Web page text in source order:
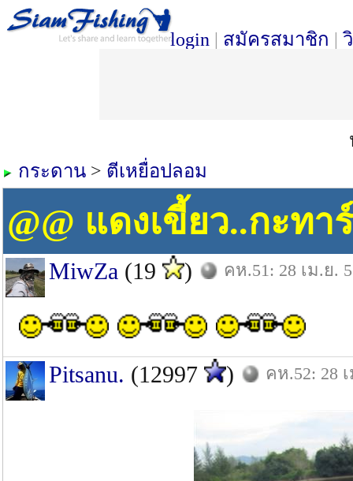
login | สมัครสมาชิก |
กระดาน > ตีเหยื่อปลอม
@@ แดงเขี้ยว..กะท
MiwZa (19 ) คห.51: 28 เม.ย.
Pitsanu. (12997 ) คห.52: 28